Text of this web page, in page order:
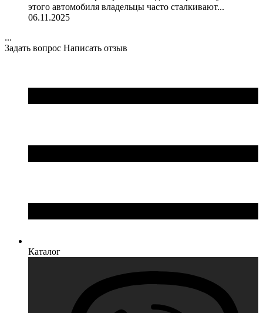
этого автомобиля владельцы часто сталкивают...
06.11.2025
...
Задать вопрос Написать отзыв
Каталог